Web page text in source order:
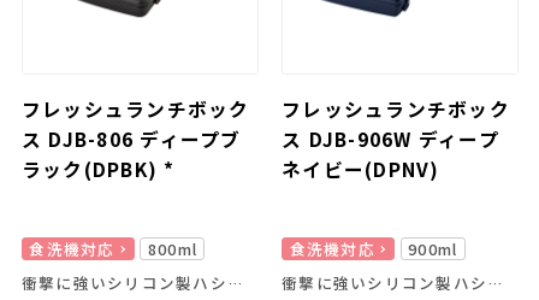
フレッシュランチボック
ス DJB-806 ディープブ
ラック(DPBK) *
食洗機対応
800ml
衝撃に強いシリコン製ハシフタバンドつき！食洗機対応のお弁当箱です。
フレッシュランチボック
ス DJB-906W ディープ
ネイビー(DPNV)
食洗機対応
900ml
衝撃に強いシリコン製ハシフタバンドつき！食洗機対応のお弁当箱です。